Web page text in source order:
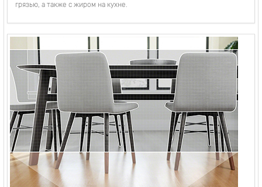
грязью, а также с жиром на кухне.